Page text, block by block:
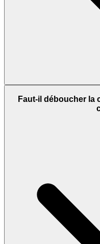
Faut-il déboucher la